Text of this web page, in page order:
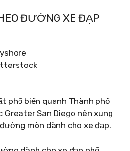
ĐƯỜNG XE ĐẠP
phổ biến quanh Thành phố
Greater San Diego nên xung
mòn dành cho xe đạp.